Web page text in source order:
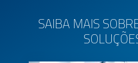
SAIBA MAIS